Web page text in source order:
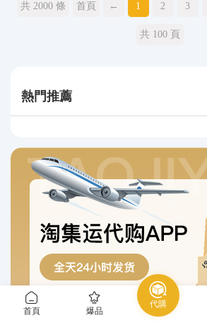
首頁 爆品
代購
共 2000 條 首頁 ← 1 2 3
共 100 頁
熱門推薦